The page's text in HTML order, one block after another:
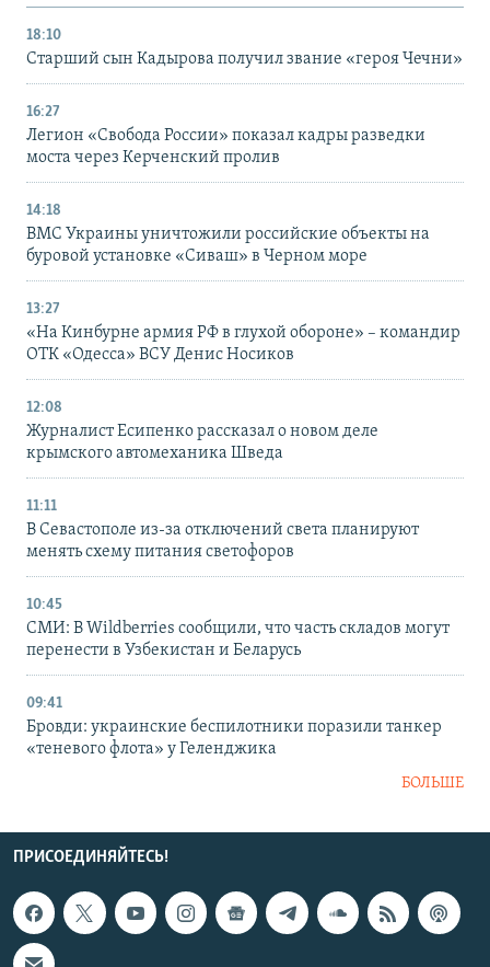
18:10
Старший сын Кадырова получил звание «героя Чечни»
16:27
Легион «Свобода России» показал кадры разведки
моста через Керченский пролив
14:18
ВМС Украины уничтожили российские объекты на
буровой установке «Сиваш» в Черном море
13:27
«На Кинбурне армия РФ в глухой обороне» – командир
ОТК «Одесса» ВСУ Денис Носиков
12:08
Журналист Есипенко рассказал о новом деле
крымского автомеханика Шведа
11:11
В Севастополе из-за отключений света планируют
менять схему питания светофоров
10:45
СМИ: В Wildberries сообщили, что часть складов могут
перенести в Узбекистан и Беларусь
09:41
Бровди: украинские беспилотники поразили танкер
«теневого флота» у Геленджика
БОЛЬШЕ
ПРИСОЕДИНЯЙТЕСЬ!